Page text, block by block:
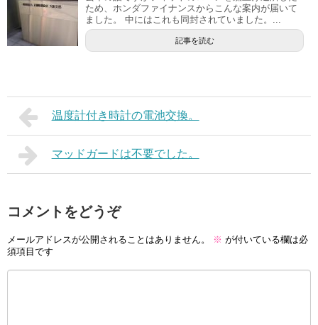
ため、ホンダファイナンスからこんな案内が届いて
ました。 中にはこれも同封されていました。...
記事を読む
温度計付き時計の電池交換。
マッドガードは不要でした。
コメントをどうぞ
メールアドレスが公開されることはありません。 ※ が付いている欄は必
須項目です